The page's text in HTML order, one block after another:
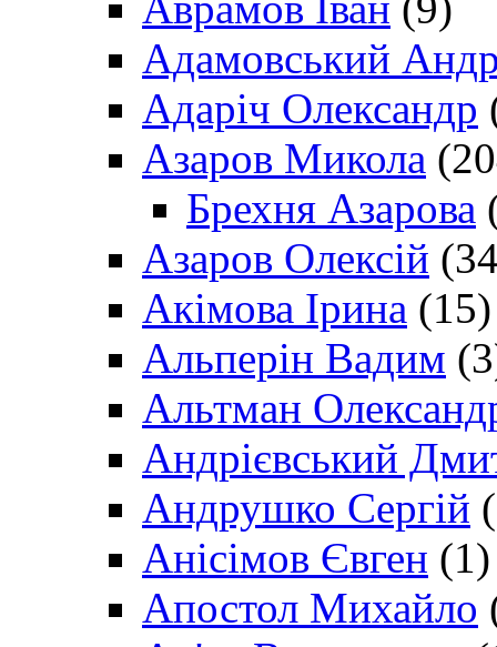
Адамовський
Адаріч Олександр
Азаров Микола
Брехня Азарова
Азаров Олексій
Акімова Ірина (15)
Альперін Вадим
Альтман
Андрієвський
Андрушко Сергій
Анісімов Євген (1)
Апостол Михайло